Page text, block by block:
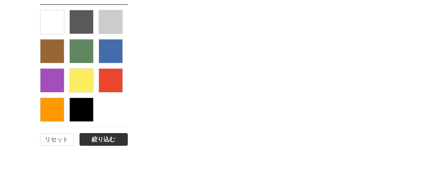
カジュアルシャツ
フォーマルタイ
バッグ
リセット 絞り込む